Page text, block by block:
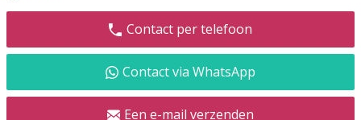
Contact per telefoon
Contact via WhatsApp
Een e-mail verzenden